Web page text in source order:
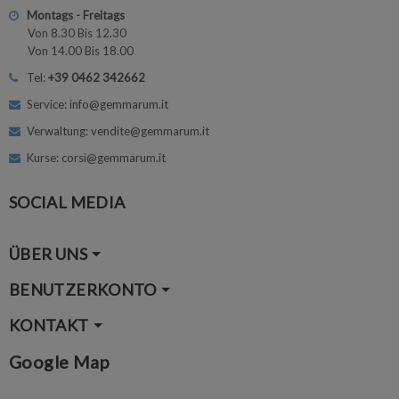
Montags - Freitags
Von 8.30 Bis 12.30
Von 14.00 Bis 18.00
Tel:+39 0462 342662
Service: info@gemmarum.it
Verwaltung: vendite@gemmarum.it
Kurse: corsi@gemmarum.it
SOCIAL MEDIA
ÜBER UNS
BENUTZERKONTO
KONTAKT
Google Map